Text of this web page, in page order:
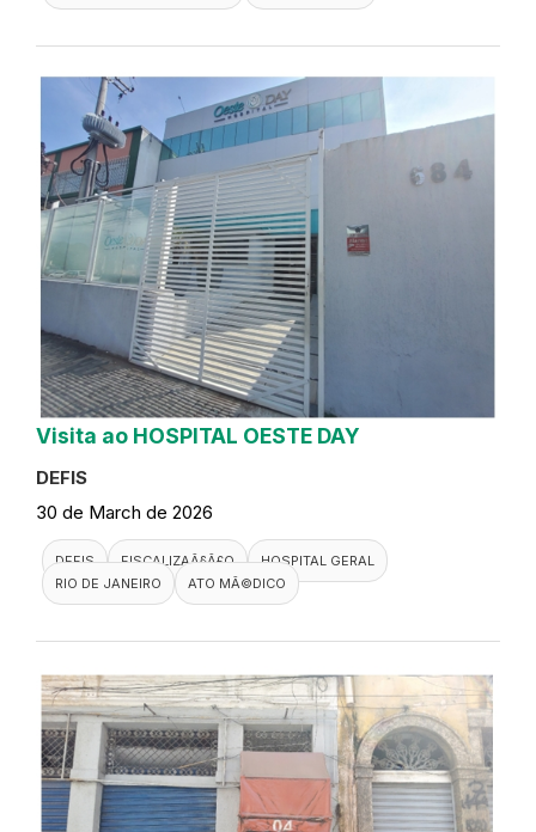
Visita ao HOSPITAL OESTE DAY
DEFIS
30 de March de 2026
DEFIS FISCALIZAÃ§Ã£O
HOSPITAL GERAL
RIO DE JANEIRO
ATO MÃ©DICO